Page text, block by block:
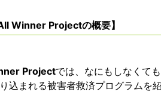
Winner Projectの概要】
Projectでは、なにもしなくて
込まれる被害者救済プログラムを